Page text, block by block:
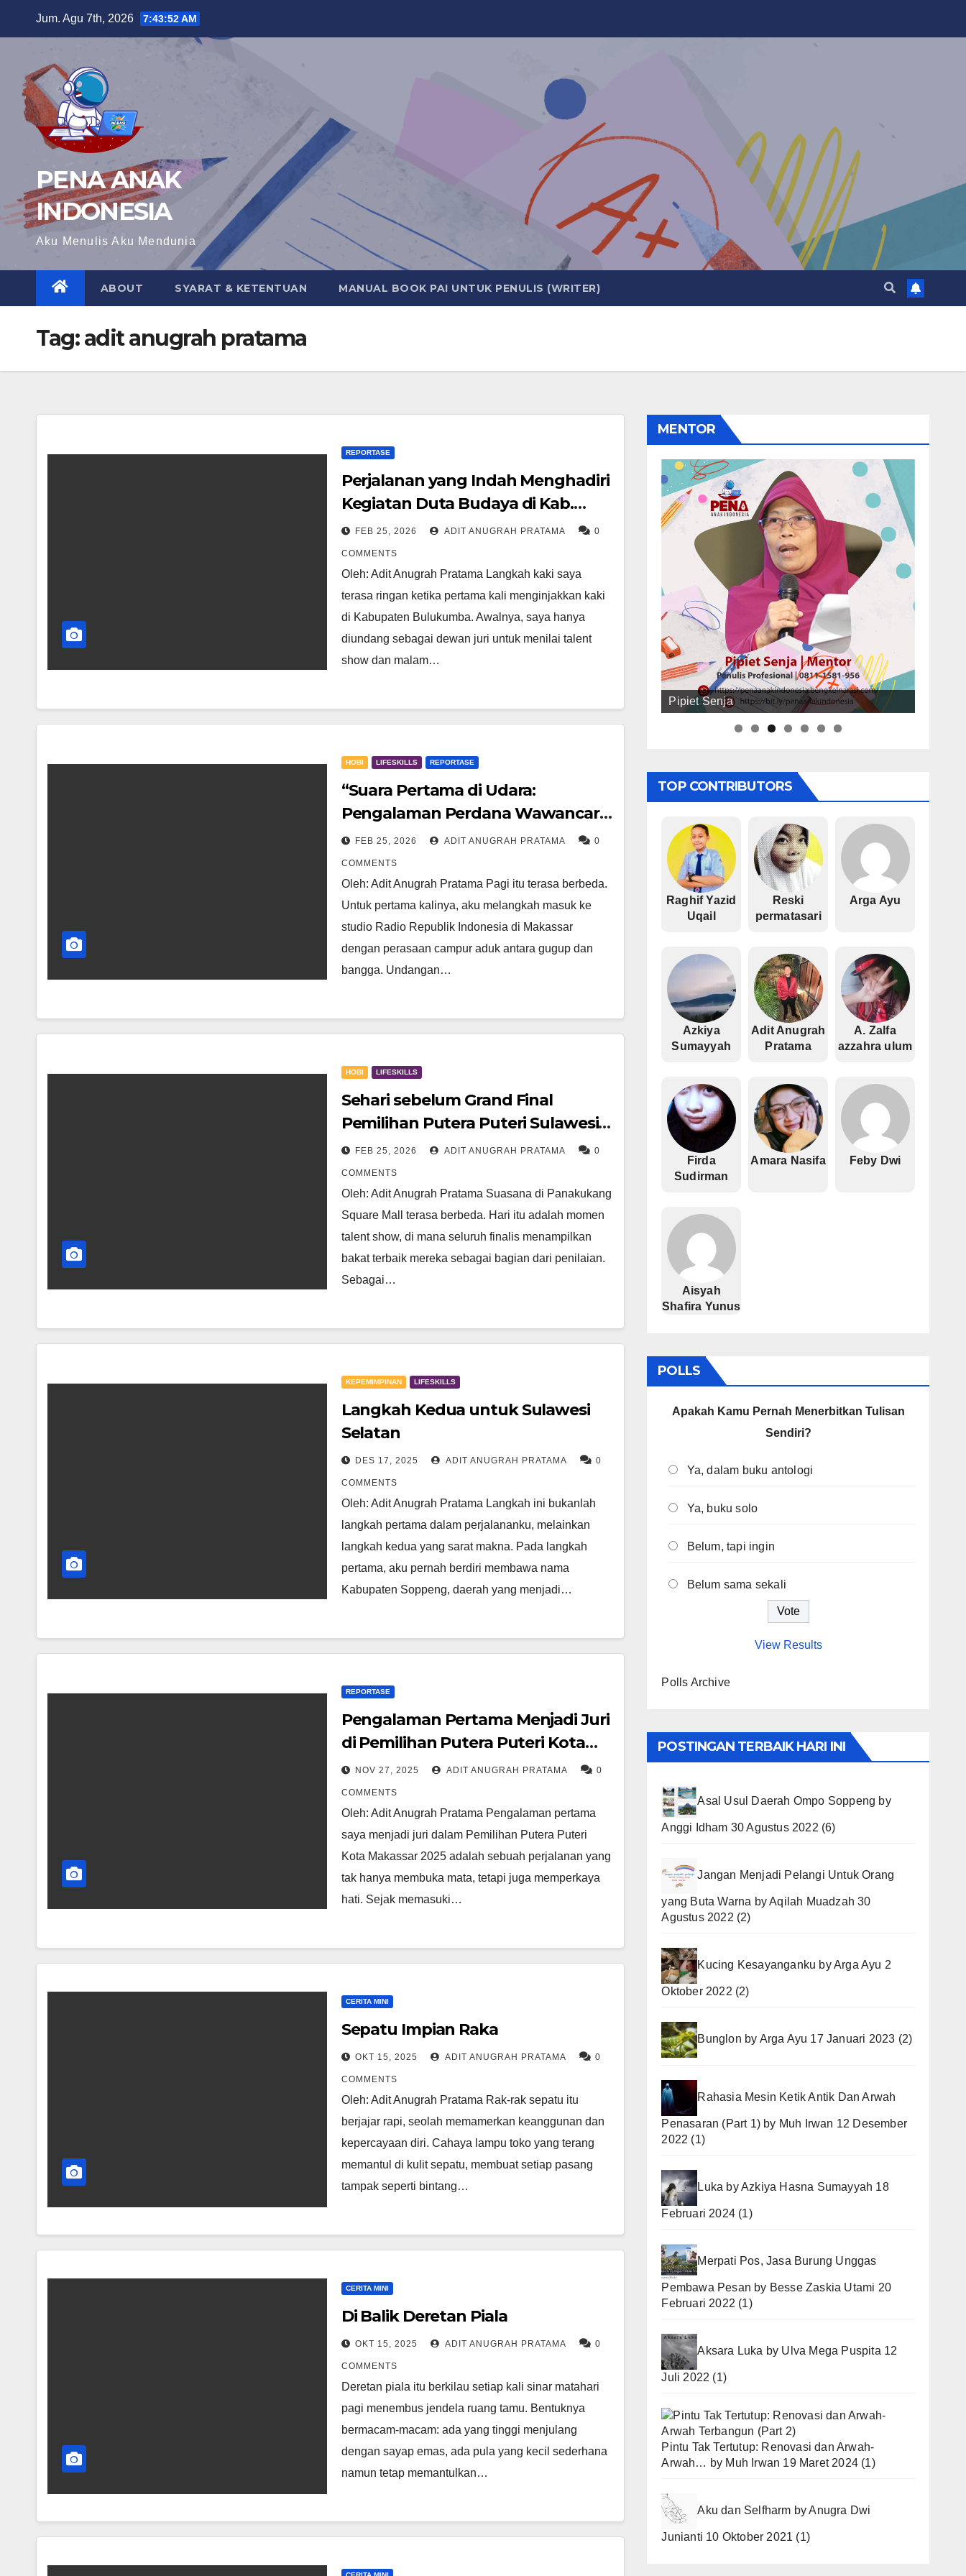
Jum. Agu 7th, 2026 7:43:53 AM
PENA ANAK
INDONESIA
Aku Menulis Aku Mendunia
ABOUT SYARAT & KETENTUAN MANUAL BOOK PAI UNTUK PENULIS (WRITER)
Tag:adit anugrah pratama
REPORTASE
Perjalanan yang Indah Menghadiri
Kegiatan Duta Budaya di Kab.
Bulukumba
FEB 25, 2026 ADIT ANUGRAH PRATAMA 0
COMMENTS
Oleh: Adit Anugrah Pratama Langkah kaki saya
terasa ringan ketika pertama kali menginjakkan kaki
di Kabupaten Bulukumba. Awalnya, saya hanya
diundang sebagai dewan juri untuk menilai talent
show dan malam…
HOBI LIFESKILLS REPORTASE
“Suara Pertama di Udara:
Pengalaman Perdana Wawancara
di RRI Sulawesi Selatan”
FEB 25, 2026 ADIT ANUGRAH PRATAMA 0
COMMENTS
Oleh: Adit Anugrah Pratama Pagi itu terasa berbeda.
Untuk pertama kalinya, aku melangkah masuk ke
studio Radio Republik Indonesia di Makassar
dengan perasaan campur aduk antara gugup dan
bangga. Undangan…
HOBI LIFESKILLS
Sehari sebelum Grand Final
Pemilihan Putera Puteri Sulawesi
Selatan 2026
FEB 25, 2026 ADIT ANUGRAH PRATAMA 0
COMMENTS
Oleh: Adit Anugrah Pratama Suasana di Panakukang
Square Mall terasa berbeda. Hari itu adalah momen
talent show, di mana seluruh finalis menampilkan
bakat terbaik mereka sebagai bagian dari penilaian.
Sebagai…
KEPEMIMPINAN LIFESKILLS
Langkah Kedua untuk Sulawesi
Selatan
DES 17, 2025 ADIT ANUGRAH PRATAMA 0
COMMENTS
Oleh: Adit Anugrah Pratama Langkah ini bukanlah
langkah pertama dalam perjalananku, melainkan
langkah kedua yang sarat makna. Pada langkah
pertama, aku pernah berdiri membawa nama
Kabupaten Soppeng, daerah yang menjadi…
REPORTASE
Pengalaman Pertama Menjadi Juri
di Pemilihan Putera Puteri Kota
Makassar 2025
NOV 27, 2025 ADIT ANUGRAH PRATAMA 0
COMMENTS
Oleh: Adit Anugrah Pratama Pengalaman pertama
saya menjadi juri dalam Pemilihan Putera Puteri
Kota Makassar 2025 adalah sebuah perjalanan yang
tak hanya membuka mata, tetapi juga memperkaya
hati. Sejak memasuki…
CERITA MINI
Sepatu Impian Raka
OKT 15, 2025 ADIT ANUGRAH PRATAMA 0
COMMENTS
Oleh: Adit Anugrah Pratama Rak-rak sepatu itu
berjajar rapi, seolah memamerkan keanggunan dan
kepercayaan diri. Cahaya lampu toko yang terang
memantul di kulit sepatu, membuat setiap pasang
tampak seperti bintang…
CERITA MINI
Di Balik Deretan Piala
OKT 15, 2025 ADIT ANUGRAH PRATAMA 0
COMMENTS
Deretan piala itu berkilau setiap kali sinar matahari
pagi menembus jendela ruang tamu. Bentuknya
bermacam-macam: ada yang tinggi menjulang
dengan sayap emas, ada pula yang kecil sederhana
namun tetap memantulkan…
MENTOR
Pipiet Senja
TOP CONTRIBUTORS
Raghif Yazid
Uqail
Reski
permatasari
Arga Ayu
Azkiya
Sumayyah
Adit Anugrah
Pratama
A. Zalfa
azzahra ulum
Firda
Sudirman
Amara Nasifa Feby Dwi
Aisyah
Shafira Yunus
POLLS
Apakah Kamu Pernah Menerbitkan Tulisan
Sendiri?
Ya, dalam buku antologi
Ya, buku solo
Belum, tapi ingin
Belum sama sekali
View Results
Polls Archive
POSTINGAN TERBAIK HARI INI
Asal Usul Daerah Ompo Soppeng by
Anggi Idham 30 Agustus 2022 (6)
Jangan Menjadi Pelangi Untuk Orang
yang Buta Warna byAqilah Muadzah 30
Agustus 2022 (2)
Kucing Kesayanganku byArga Ayu 2
Oktober 2022 (2)
Bunglon by Arga Ayu 17 Januari 2023 (2)
Rahasia Mesin Ketik Antik Dan Arwah
Penasaran (Part 1)by Muh Irwan 12 Desember
2022 (1)
Luka byAzkiya Hasna Sumayyah 18
Februari 2024 (1)
Merpati Pos, Jasa Burung Unggas
Pembawa Pesan by Besse Zaskia Utami 20
Februari 2022 (1)
Aksara Luka by Ulva Mega Puspita 12
Juli 2022 (1)
Pintu Tak Tertutup: Renovasi dan Arwah-
Arwah… by Muh Irwan 19 Maret 2024 (1)
Aku dan Selfharm byAnugra Dwi
Junianti 10 Oktober 2021 (1)